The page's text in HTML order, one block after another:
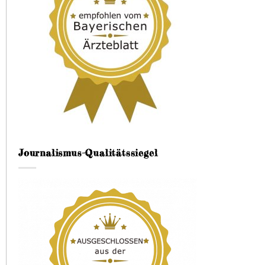
Journalismus-Qualitätssiegel